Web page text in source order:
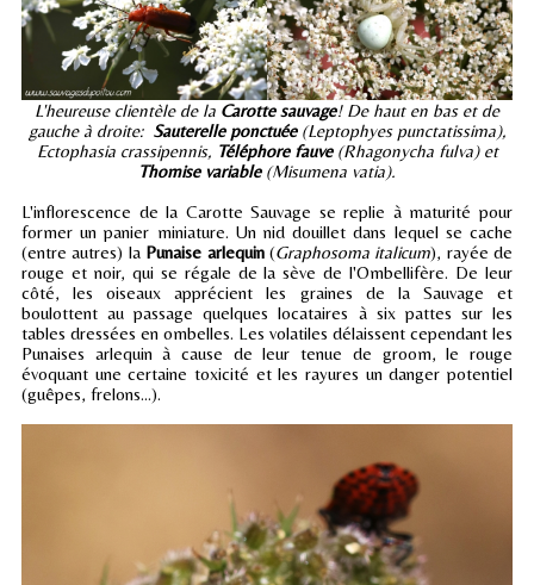
L'heureuse clientèle de la Carotte sauvage! De haut en bas et de
gauche à droite: Sauterelle ponctuée(Leptophyes punctatissima),
Ectophasia crassipennis, Téléphore fauve(Rhagonycha fulva) et
Thomise variable (Misumena vatia).
L'inflorescence de la Carotte Sauvage se replie à maturité pour
former un panier miniature. Un nid douillet dans lequel se cache
(entre autres) la Punaise arlequin(Graphosoma italicum), rayée de
rouge et noir, qui se régale de la sève de l'Ombellifère. De leur
côté, les oiseaux apprécient les graines de la Sauvage et
boulottent au passage quelques locataires à six pattes sur les
tables dressées en ombelles. Les volatiles délaissent cependant les
Punaises arlequin à cause de leur tenue de groom, le rouge
évoquant une certaine toxicité et les rayures un danger potentiel
(guêpes, frelons...).